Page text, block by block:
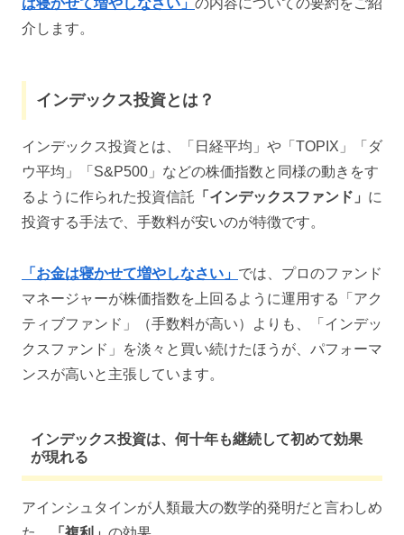
は寝かせて増やしなさい」 の内容についての要約をご紹
介します。
インデックス投資とは？
インデックス投資とは、「日経平均」や「TOPIX」「ダ
ウ平均」「S&P500」などの株価指数と同様の動きをす
るように作られた投資信託 「インデックスファンド」 に
投資する手法で、手数料が安いのが特徴です。
「お金は寝かせて増やしなさい」 では、プロのファンド
マネージャーが株価指数を上回るように運用する「アク
ティブファンド」（手数料が高い）よりも、「インデッ
クスファンド」を淡々と買い続けたほうが、パフォーマ
ンスが高いと主張しています。
インデックス投資は、何十年も継続して初めて効果
が現れる
アインシュタインが人類最大の数学的発明だと言わしめ